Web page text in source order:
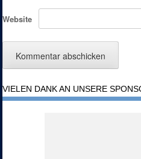
Website
VIELEN DANK AN UNSERE